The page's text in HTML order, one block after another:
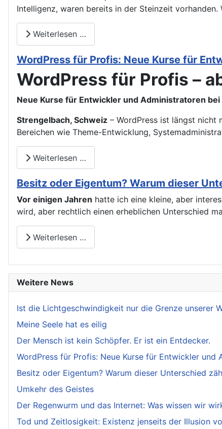
Intelligenz, waren bereits in der Steinzeit
Weiterlesen …
WordPress für Profis: Neue Kurse für
WordPress für Profis –
Neue Kurse für Entwickler und Administratoren
Strengelbach, Schweiz – WordPress ist längst nicht
Bereichen wie Theme-Entwicklung,
Weiterlesen …
Besitz oder Eigentum? Warum dieser
Vor einigen Jahren hatte ich eine kleine, aber
wird, aber rechtlich einen erheblichen Unterschied
Weiterlesen …
Weitere News
Ist die Lichtgeschwindigkeit nur die Grenze unserer
Meine Seele hat es eilig
Der Mensch ist kein Schöpfer. Er ist ein Entdecker.
WordPress für Profis: Neue Kurse für Entwickler
Besitz oder Eigentum? Warum dieser Unterschied
Umkehr des Geistes
Der Regenwurm und das Internet: Was wissen wir
Tod und Zeitlosigkeit: Existenz jenseits der Illusion